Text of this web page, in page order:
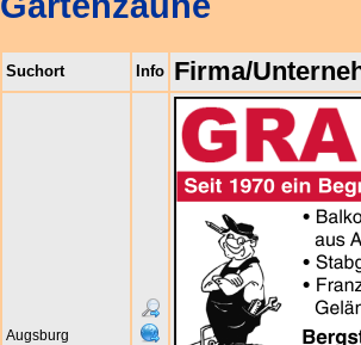
Suchort Info Firma/
Augsburg